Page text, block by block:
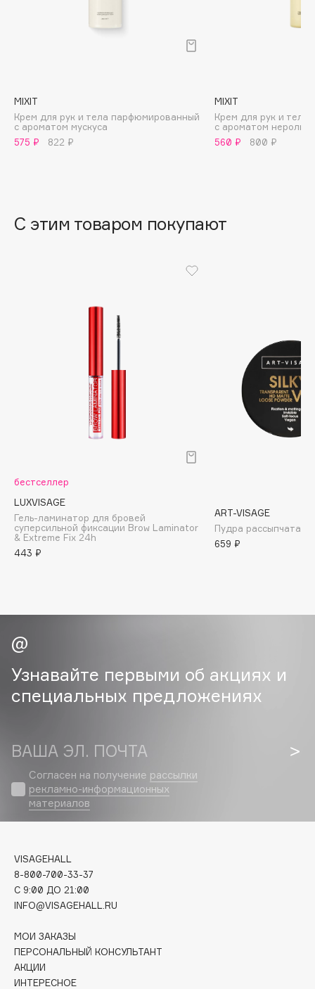
Banderas
Basicare
Batiste
beautyblender
Boadicea The Victorious
BORK
Bvlgari
by TERRY
BY WISHTREND
Cadence
Capelli Dorati
Carbon Theory
Catrice
Celimax
Cettua
Chupa Chups
Clarins
Clarins Precious
Clinique
Clive Christian
Club De Nuit
Collagenina
Consly
MIXIT
Крем для рук и тела парфюмированный
с ароматом мускуса
575 ₽
822 ₽
MIXIT
Крем для рук и
с ароматом нероли,
560 ₽
800 ₽
С этим товаром покупают
бестселлер
LUXVISAGE
Гель-ламинатор для бровей
суперсильной фиксации Brow Laminator
& Extreme Fix 24h
443 ₽
ART-VISAGE
Пудра рассыпчатая
659 ₽
Узнавайте первыми об акциях и
специальных предложениях
ВАША ЭЛ. ПОЧТА
Согласен на получение рассылки
рекламно-информационных
материалов
VISAGEHALL
8-800-700-33-37
C 9:00 ДО 21:00
INFO@VISAGEHALL.RU
МОИ ЗАКАЗЫ
ПЕРСОНАЛЬНЫЙ КОНСУЛЬТАНТ
АКЦИИ
ИНТЕРЕСНОЕ